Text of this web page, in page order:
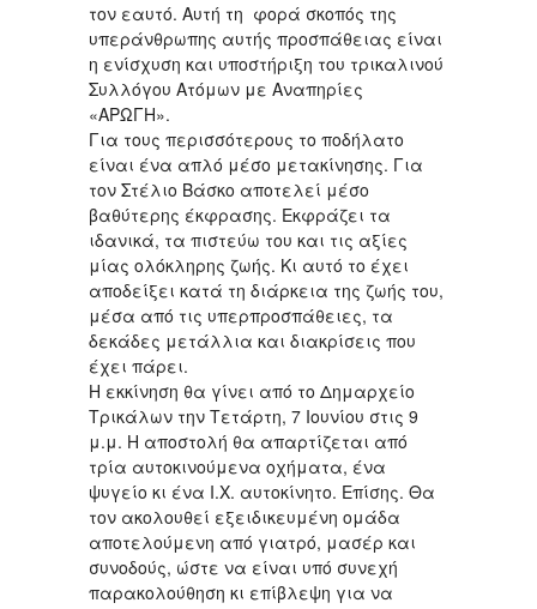
τον εαυτό. Αυτή τη φορά σκοπός της
υπεράνθρωπης αυτής προσπάθειας είναι
η ενίσχυση και υποστήριξη του τρικαλινού
Συλλόγου Ατόμων με Αναπηρίες
«ΑΡΩΓΗ».
Για τους περισσότερους το ποδήλατο
είναι ένα απλό μέσο μετακίνησης. Για
τον Στέλιο Βάσκο αποτελεί μέσο
βαθύτερης έκφρασης. Εκφράζει τα
ιδανικά, τα πιστεύω του και τις αξίες
μίας ολόκληρης ζωής. Κι αυτό το έχει
αποδείξει κατά τη διάρκεια της ζωής του,
μέσα από τις υπερπροσπάθειες, τα
δεκάδες μετάλλια και διακρίσεις που
έχει πάρει.
Η εκκίνηση θα γίνει από το Δημαρχείο
Τρικάλων την Τετάρτη, 7 Ιουνίου στις 9
μ.μ. Η αποστολή θα απαρτίζεται από
τρία αυτοκινούμενα οχήματα, ένα
ψυγείο κι ένα Ι.Χ. αυτοκίνητο. Επίσης. Θα
τον ακολουθεί εξειδικευμένη ομάδα
αποτελούμενη από γιατρό, μασέρ και
συνοδούς, ώστε να είναι υπό συνεχή
παρακολούθηση κι επίβλεψη για να